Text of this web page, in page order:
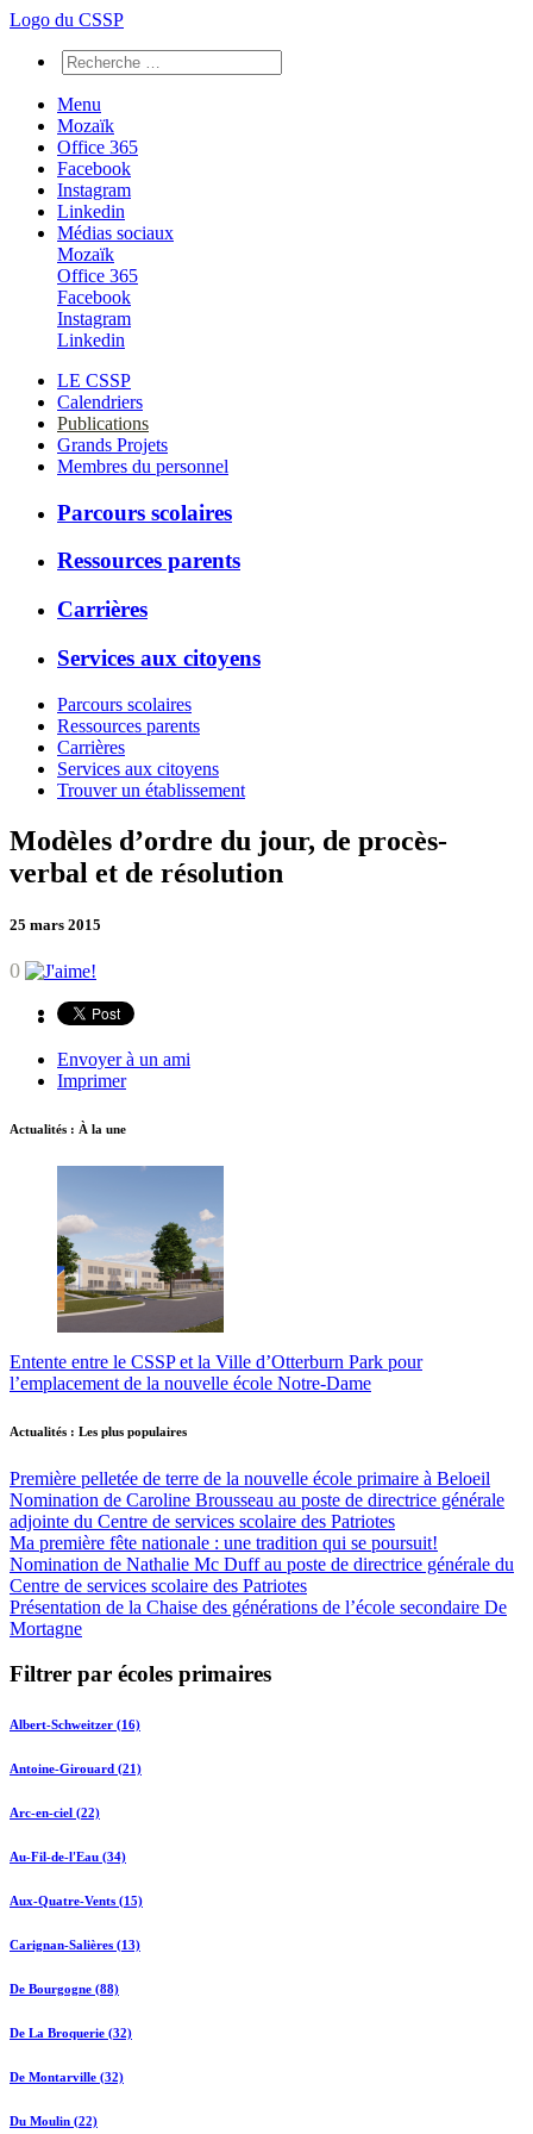
Logo du CSSP
Menu
Mozaïk
Office 365
Facebook
Instagram
Linkedin
Médias sociaux
Mozaïk
Office 365
Facebook
Instagram
Linkedin
LE CSSP
Calendriers
Publications
Grands Projets
Membres du personnel
Parcours scolaires
Ressources parents
Carrières
Services aux citoyens
Parcours scolaires
Ressources parents
Carrières
Services aux citoyens
Trouver un établissement
Modèles d’ordre du jour, de procès-
verbal et de résolution
25 mars 2015
0
Envoyer à un ami
Imprimer
Actualités : À la une
Entente entre le CSSP et la Ville d’Otterburn Park pour
l’emplacement de la nouvelle école Notre-Dame
Actualités : Les plus populaires
Première pelletée de terre de la nouvelle école primaire à Beloeil
Nomination de Caroline Brousseau au poste de directrice générale
adjointe du Centre de services scolaire des Patriotes
Ma première fête nationale : une tradition qui se poursuit!
Nomination de Nathalie Mc Duff au poste de directrice générale du
Centre de services scolaire des Patriotes
Présentation de la Chaise des générations de l’école secondaire De
Mortagne
Filtrer par écoles primaires
Albert-Schweitzer (16)
Antoine-Girouard (21)
Arc-en-ciel (22)
Au-Fil-de-l'Eau (34)
Aux-Quatre-Vents (15)
Carignan-Salières (13)
De Bourgogne (88)
De La Broquerie (32)
De Montarville (32)
Du Moulin (22)